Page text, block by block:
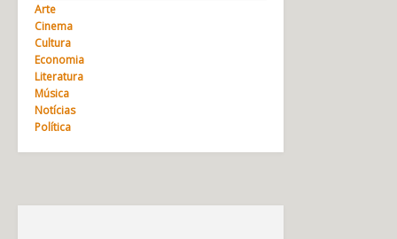
Arte
Cinema
Cultura
Economia
Literatura
Música
Notícias
Política